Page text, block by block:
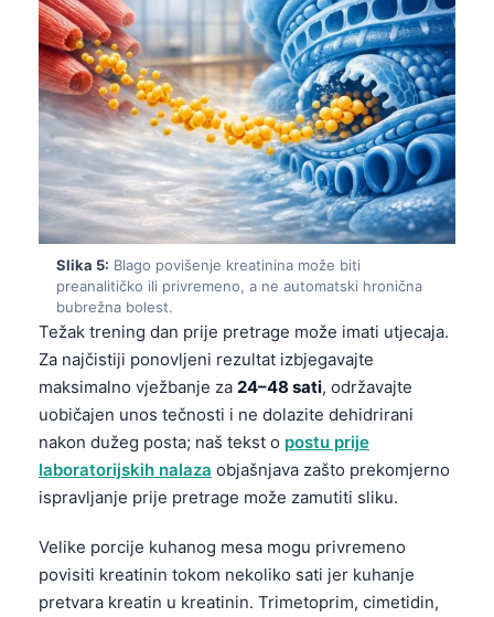
Slika 5: Blago povišenje kreatinina može biti
preanalitičko ili privremeno, a ne automatski hronična
bubrežna bolest.
Težak trening dan prije pretrage može imati utjecaja.
Za najčistiji ponovljeni rezultat izbjegavajte
maksimalno vježbanje za 24–48 sati, održavajte
uobičajen unos tečnosti i ne dolazite dehidrirani
nakon dužeg posta; naš tekst o postu prije
laboratorijskih nalaza objašnjava zašto prekomjerno
ispravljanje prije pretrage može zamutiti sliku.
Velike porcije kuhanog mesa mogu privremeno
povisiti kreatinin tokom nekoliko sati jer kuhanje
pretvara kreatin u kreatinin. Trimetoprim, cimetidin,